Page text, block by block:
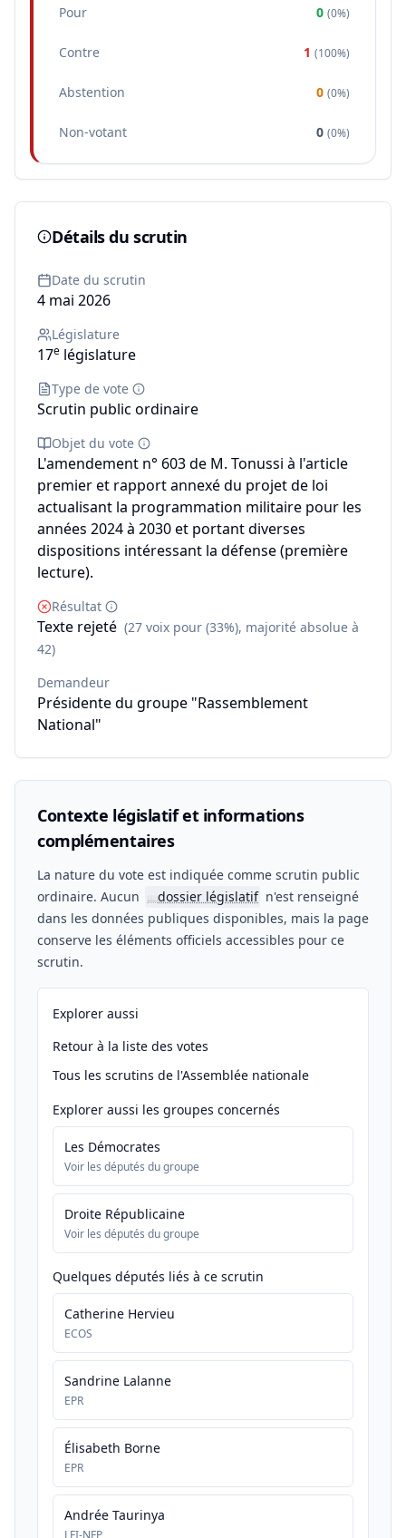
Pour 0 (0%)
Contre 1 (100%)
Abstention 0 (0%)
Non-votant 0 (0%)
Détails du scrutin
Date du scrutin
4 mai 2026
Législature
17e législature
Type de vote
Scrutin public ordinaire
Objet du vote
L'amendement n° 603 de M. Tonussi à l'article
premier et rapport annexé du projet de loi
actualisant la programmation militaire pour les
années 2024 à 2030 et portant diverses
dispositions intéressant la défense (première
lecture).
Résultat
Texte rejeté (27 voix pour (33%), majorité absolue à
42)
Demandeur
Présidente du groupe "Rassemblement
National"
Contexte législatif et informations
complémentaires
La nature du vote est indiquée comme scrutin public
ordinaire. Aucun
📖dossier législatif n'est renseigné
dans les données publiques disponibles, mais la page
conserve les éléments officiels accessibles pour ce
scrutin.
Explorer aussi
Retour à la liste des votes
Tous les scrutins de l'Assemblée nationale
Explorer aussi les groupes concernés
Les Démocrates
Voir les députés du groupe
Droite Républicaine
Voir les députés du groupe
Quelques députés liés à ce scrutin
Catherine Hervieu
ECOS
Sandrine Lalanne
EPR
Élisabeth Borne
EPR
Andrée Taurinya
LFI-NFP